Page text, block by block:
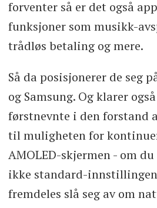
forventer så er det også
funksjoner som musikk-
trådløs betaling og mere.
Så da posisjonerer de seg
og Samsung. Og klarer
førstnevnte i den forstand
til muligheten for
AMOLED-skjermen - om
ikke standard-
fremdeles slå seg av om